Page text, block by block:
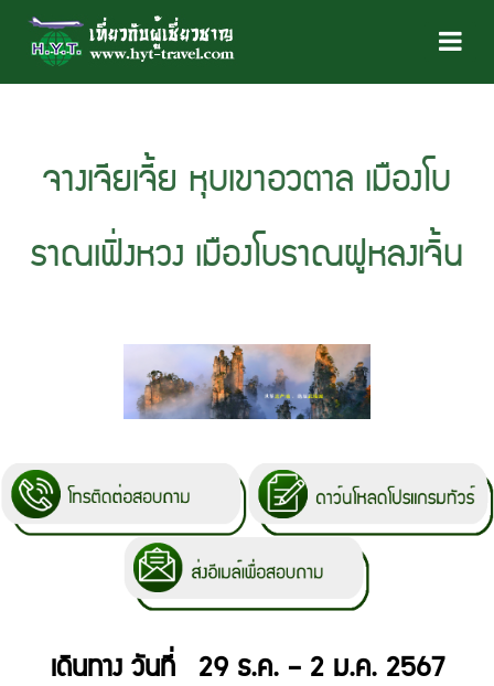
จางเจียเจี้ย หุบเขาอวตาล เมืองโบ
ราณเฟิ่งหวง เมืองโบราณฝูหลงเจิ้น
เดินทาง วันที่ 29 ธ.ค. – 2 ม.ค. 2567